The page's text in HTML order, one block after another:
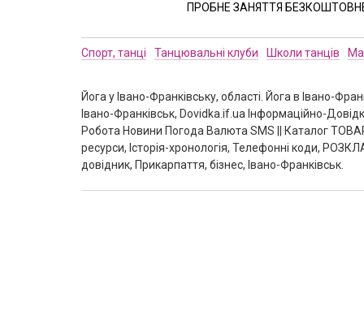
ПРОБНЕ ЗАНЯТТЯ
Спорт, танці Танцювальні клуби Школи танців
Йога у Івано-Франківську, області. Йога в Івано-
Івано-Франківськ, Dovidka.if.ua Інформаційно-
Робота Новини Погода Валюта SMS || Каталог
ресурси, Історія-хронологія, Телефонні коди,
довідник, Прикарпаття, бізнес, Івано-Франківськ.